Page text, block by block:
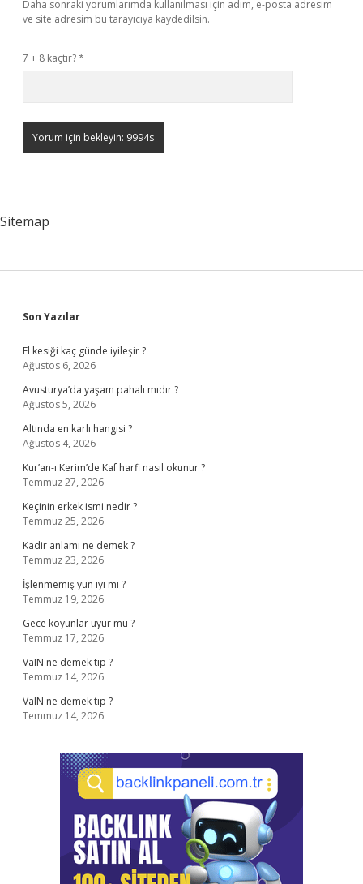
Daha sonraki yorumlarımda kullanılması için adım, e-posta adresim
ve site adresim bu tarayıcıya kaydedilsin.
7 + 8 kaçtır?*
Sitemap
Sidebar
Son Yazılar
El kesiği kaç günde iyileşir ?
Ağustos 6, 2026
Avusturya’da yaşam pahalı mıdır ?
Ağustos 5, 2026
Altında en karlı hangisi ?
Ağustos 4, 2026
Kur’an-ı Kerim’de Kaf harfi nasıl okunur ?
Temmuz 27, 2026
Keçinin erkek ismi nedir ?
Temmuz 25, 2026
Kadir anlamı ne demek ?
Temmuz 23, 2026
İşlenmemiş yün iyi mi ?
Temmuz 19, 2026
Gece koyunlar uyur mu ?
Temmuz 17, 2026
VaIN ne demek tıp ?
Temmuz 14, 2026
VaIN ne demek tıp ?
Temmuz 14, 2026